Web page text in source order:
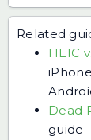
Related
HEIC
Dead
guide